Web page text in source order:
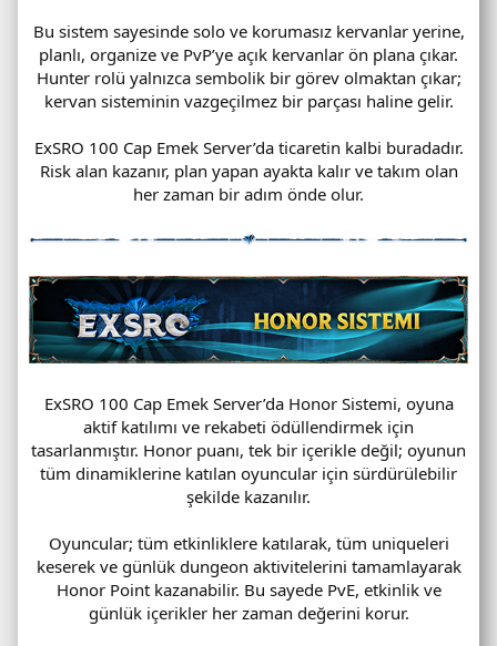
Bu sistem sayesinde solo ve korumasız kervanlar yerine,
planlı, organize ve PvP’ye açık kervanlar ön plana çıkar.
Hunter rolü yalnızca sembolik bir görev olmaktan çıkar;
kervan sisteminin vazgeçilmez bir parçası haline gelir.
ExSRO 100 Cap Emek Server’da ticaretin kalbi buradadır.
Risk alan kazanır, plan yapan ayakta kalır ve takım olan
her zaman bir adım önde olur.
ExSRO 100 Cap Emek Server’da Honor Sistemi, oyuna
aktif katılımı ve rekabeti ödüllendirmek için
tasarlanmıştır. Honor puanı, tek bir içerikle değil; oyunun
tüm dinamiklerine katılan oyuncular için sürdürülebilir
şekilde kazanılır.
Oyuncular; tüm etkinliklere katılarak, tüm uniqueleri
keserek ve günlük dungeon aktivitelerini tamamlayarak
Honor Point kazanabilir. Bu sayede PvE, etkinlik ve
günlük içerikler her zaman değerini korur.